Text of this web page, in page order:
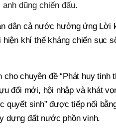
dũng chiến đấu.
dân cả nước hưởng ứng Lời
hiện khí thế kháng chiến sục
cho chuyên đề “Phát huy tinh
đổi mới, hội nhập và khát
quyết sinh” được tiếp nối
dựng đất nước phồn vinh.